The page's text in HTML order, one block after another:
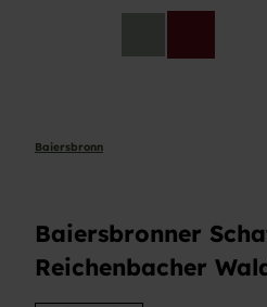
Baiersbronn
Baiersbronner
Reichenbacher